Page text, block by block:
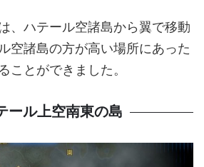
、ハテール空諸島から翼で移動
空諸島の方が高い場所にあった
ことができました。
ール上空南東の島